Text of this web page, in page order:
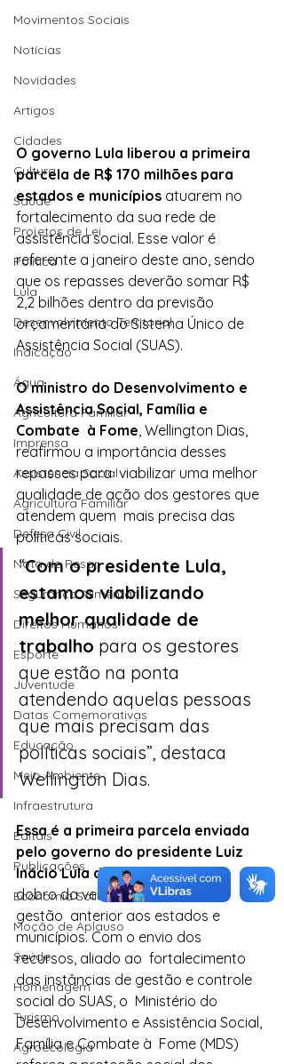
Movimentos Sociais
Notícias
Novidades
Artigos
Cidades
Cultura
Saúde
Projetos de Lei
Política
Lula
Desenvolvimento Territorial
Indicação
Água
Agricultura Familiar
Imprensa
Assistência Social
Agricultura Familiar
Defesa Civil
Nota de Pesar
Segurança Alimentar
Direitos Humanos
Esporte
Juventude
Datas Comemorativas
Educação
Meio Ambiente
Infraestrutura
Editais
Publicações
Economia Solidária
Moção de Aplauso
Saúde
Homenagem
Turismo
Agroecologia
O governo Lula liberou a primeira
parcela de R$ 170 milhões para
estados e municípios atuarem no
fortalecimento da sua rede de
assistência social. Esse valor é
referente a janeiro deste ano, sendo
que os repasses deverão somar R$
2,2 bilhões dentro da previsão
orçamentária do Sistema Único de
Assistência Social (SUAS).
O ministro do Desenvolvimento e
Assistência Social, Família e
Combate  à Fome, Wellington Dias,
reafirmou a importância desses
repasses para  viabilizar uma melhor
qualidade de ação dos gestores que
atendem quem  mais precisa das
políticas sociais.
“Com o presidente Lula,
estamos viabilizando
melhor qualidade de
trabalho para os gestores
que estão na ponta
atendendo aquelas pessoas
que mais precisam das
políticas sociais”, destaca
Wellington Dias.
Essa é a primeira parcela enviada
pelo governo do presidente Luiz
Inácio Lula da Silva
. O valor é o
dobro da verba destinada pela
gestão  anterior aos estados e
municípios. Com o envio dos
recursos, aliado ao  fortalecimento
das instâncias de gestão e controle
social do SUAS, o  Ministério do
Desenvolvimento e Assistência Social,
Família e Combate à  Fome (MDS)